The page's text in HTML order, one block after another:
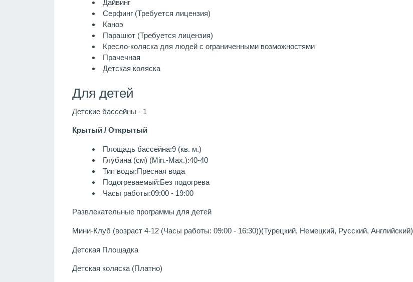
Дайвинг
Серфинг (Требуется лицензия)
Каноэ
Парашют (Требуется лицензия)
Кресло-коляска для людей с ограниченными возможностями
Прачечная
Детская коляска
Для детей
Детские бассейны - 1
Крытый / Открытый
Площадь бассейна:9 (кв. м.)
Глубина (см) (Min.-Max.):40-40
Тип воды:Пресная вода
Подогреваемый:Без подогрева
Часы работы:09:00 - 19:00
Развлекательные программы для детей
Мини-Клуб (возраст 4-12 (Часы работы: 09:00 - 16:30))(Турецкий, Немецкий, Русский, Английский)
Детская Площадка
Детская коляска (Платно)